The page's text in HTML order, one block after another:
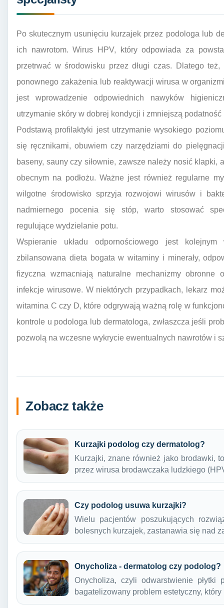
Po skutecznym usunięciu kurzajek przez podologa lub
ich nawrotom. Wirus HPV, który odpowiada za
przetrwać w środowisku przez długi czas. Dlatego
ponownego zakażenia lub reaktywacji wirusa w
jest wprowadzenie odpowiednich nawyków
utrzymanie skóry w dobrej kondycji i zmniejszą podatność
Podstawą profilaktyki jest utrzymanie wysokiego
się ręcznikami, obuwiem czy narzędziami do
baseny, sauny czy siłownie, zawsze należy nosić klapki,
obecnym na podłożu. Ważne jest również regularne
wilgotne środowisko sprzyja rozwojowi wirusów i
nadmiernego pocenia się stóp, warto stosować
regulujące wydzielanie potu.
Wspieranie układu odpornościowego jest
zbilansowana dieta bogata w witaminy i minerały,
fizyczna wzmacniają naturalne mechanizmy
infekcje wirusowe. W niektórych przypadkach, lekarz
witamina C czy D, które odgrywają ważną rolę w
kontrole u podologa lub dermatologa, zwłaszcza jeśli
pozwolą na wczesne wykrycie ewentualnych nawrotów i
Zobacz także
Kurzajki podolog czy dermatolog?
Kurzajki, znane również jako brodawki,
przez wirusa brodawczaka ludzkiego
Czy podolog usuwa kurzajki?
Wielu pacjentów poszukujących
bolesnych kurzajek, zastanawia się nad
Onycholiza - dermatolog czy podolog?
Onycholiza, czyli odwarstwienie płytki
bagatelizowany problem estetyczny,